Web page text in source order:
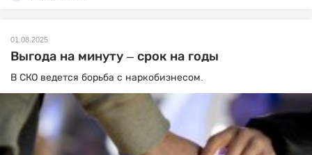
01.08.2025
Выгода на минуту – срок на годы
В СКО ведется борьба с наркобизнесом.